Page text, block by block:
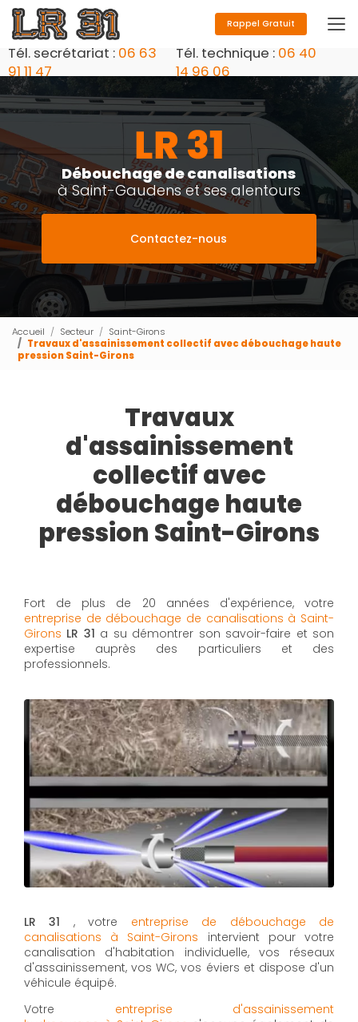
Aller
au
contenu
principal
Tél. secrétariat : 06 63
91 11 47
Tél. technique : 06 40
14 96 06
Rappel Gratuit
Débouchage de canalisations
à Saint-Gaudens et ses alentours
Contactez-nous
Accueil Secteur
Saint-Girons
Travaux d'assainissement collectif avec débouchage haute
pression Saint-Girons
Travaux
d'assainissement
collectif avec
débouchage haute
pression Saint-Girons
Fort de plus de 20 années d'expérience, votre
entreprise de débouchage de canalisations à Saint-
Girons LR 31 a su démontrer son savoir-faire et son
expertise auprès des particuliers et des
professionnels.
LR 31 , votre entreprise de débouchage de
canalisations à Saint-Girons intervient pour votre
canalisation d'habitation individuelle, vos réseaux
d'assainissement, vos WC, vos éviers et dispose d'un
véhicule équipé.
Votre entreprise d'assainissement